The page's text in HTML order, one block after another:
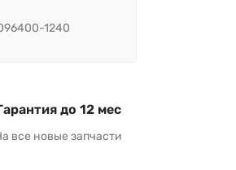
1240
до 12 мес
все новые запчасти